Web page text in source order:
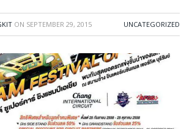
ON SEPTEMBER 29, 2015 UNCATEGORIZED